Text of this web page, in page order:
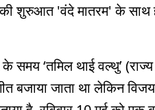
शुरुआत 'वंदे मातरम' के साथ
‘तमिल थाई वल्थु’ (राज्य
बजाया जाता था लेकिन